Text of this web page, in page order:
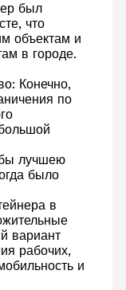
был
что
объектам и
в городе.
Конечно,
по
бы лучшею
было
в
вариант
рабочих,
и